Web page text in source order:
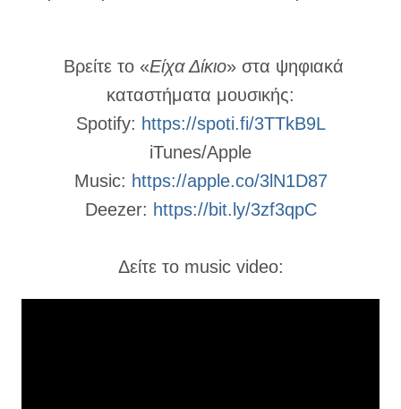
Βρείτε το «Είχα Δίκιο» στα ψηφιακά
καταστήματα μουσικής:
Spotify: https://spoti.fi/3TTkB9L
iTunes/Apple
Music: https://apple.co/3lN1D87
Deezer: https://bit.ly/3zf3qpC
Δείτε το music video: